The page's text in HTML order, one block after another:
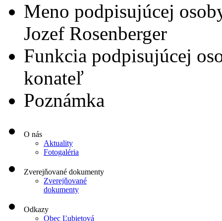
Meno podpisujúcej
Jozef Rosenberger
Funkcia podpisujúcej
konateľ
Poznámka
O nás
Aktuality
Fotogaléria
Zverejňované dokumenty
Zverejňované
dokumenty
Odkazy
Obec Ľubietová